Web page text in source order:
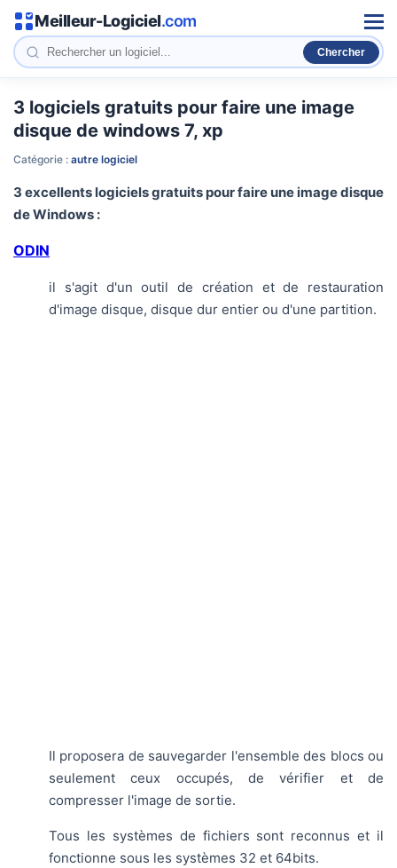
Meilleur-Logiciel.com
3 logiciels gratuits pour faire une image
disque de windows 7, xp
Catégorie : autre logiciel
3 excellents logiciels gratuits pour faire une image disque
de Windows :
ODIN
il s'agit d'un outil de création et de restauration
d'image disque, disque dur entier ou d'une partition.
Il proposera de sauvegarder l'ensemble des blocs ou
seulement ceux occupés, de vérifier et de
compresser l'image de sortie.
Tous les systèmes de fichiers sont reconnus et il
fonctionne sous les systèmes 32 et 64bits.